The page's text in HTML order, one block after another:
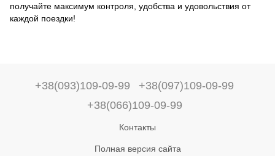
получайте максимум контроля, удобства и удовольствия от
каждой поездки!
+38(093)109-09-99
+38(097)109-09-99
+38(066)109-09-99
Контакты
Полная версия сайта